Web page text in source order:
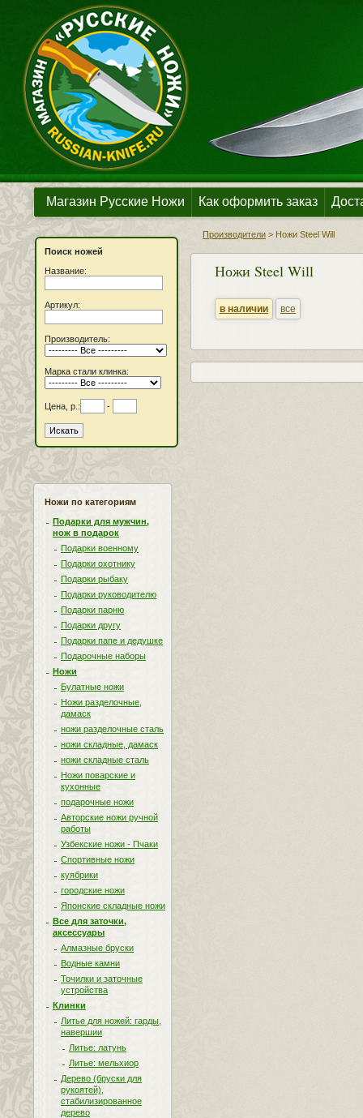
Магазин Русские Ножи Как оформить заказ
Поиск ножей
Название:
Артикул:
Производитель:
Марка стали клинка:
Цена, р.: -
Ножи по категориям
Подарки для мужчин,
нож в подарок
Подарки военному
Подарки охотнику
Подарки рыбаку
Подарки руководителю
Подарки парню
Подарки другу
Подарки папе и дедушке
Подарочные наборы
Ножи
Булатные ножи
Ножи разделочные,
дамаск
ножи разделочные сталь
ножи складные, дамаск
ножи складные сталь
Ножи поварские и
кухонные
подарочные ножи
Авторские ножи ручной
работы
Узбекские ножи - Пчаки
Спортивные ножи
куябрики
городские ножи
Японские складные ножи
Все для заточки,
аксессуары
Алмазные бруски
Водные камни
Точилки и заточные
устройства
Клинки
Литье для ножей: гарды,
навершии
Литье: латунь
Литье: мельхиор
Дерево (бруски для
рукоятей),
стабилизированное
дерево
Производители > Ножи Steel Will
Ножи Steel Will
в наличии все